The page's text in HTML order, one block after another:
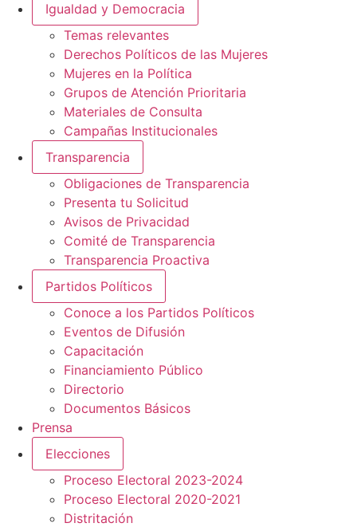
Igualdad y Democracia
Temas relevantes
Derechos Políticos de las Mujeres
Mujeres en la Política
Grupos de Atención Prioritaria
Materiales de Consulta
Campañas Institucionales
Transparencia
Obligaciones de Transparencia
Presenta tu Solicitud
Avisos de Privacidad
Comité de Transparencia
Transparencia Proactiva
Partidos Políticos
Conoce a los Partidos Políticos
Eventos de Difusión
Capacitación
Financiamiento Público
Directorio
Documentos Básicos
Prensa
Elecciones
Proceso Electoral 2023-2024
Proceso Electoral 2020-2021
Distritación